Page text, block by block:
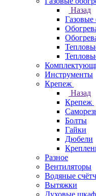
Назад
Газовые
Инструменты
Крепеж
Назад
Крепеж
Болты
Гайки
Дюбели
Разное
Вентиляторы
Водяные
Вытяжки
Духовые